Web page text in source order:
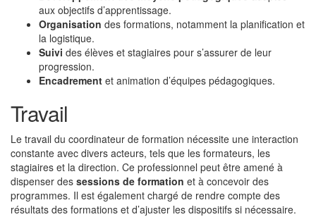
aux objectifs d’apprentissage.
Organisation des formations, notamment la planification et
la logistique.
Suivi des élèves et stagiaires pour s’assurer de leur
progression.
Encadrement et animation d’équipes pédagogiques.
Travail
Le travail du coordinateur de formation nécessite une interaction
constante avec divers acteurs, tels que les formateurs, les
stagiaires et la direction. Ce professionnel peut être amené à
dispenser des sessions de formation et à concevoir des
programmes. Il est également chargé de rendre compte des
résultats des formations et d’ajuster les dispositifs si nécessaire.